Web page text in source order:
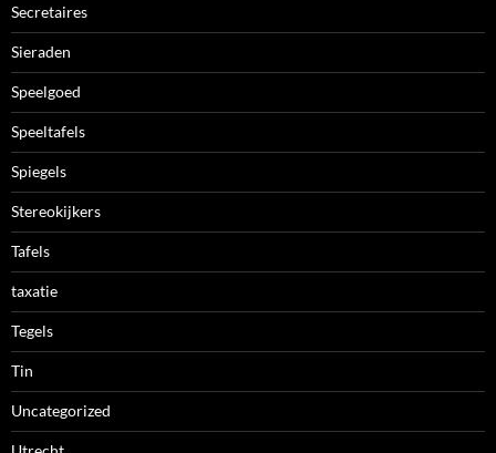
Secretaires
Sieraden
Speelgoed
Speeltafels
Spiegels
Stereokijkers
Tafels
taxatie
Tegels
Tin
Uncategorized